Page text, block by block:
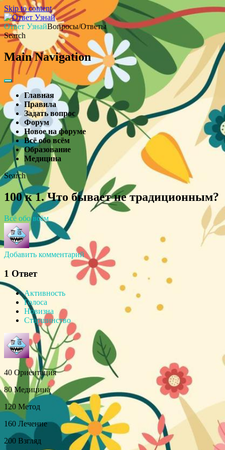
Skip to content
Ответ УзнайВопросы/Ответы
Search
Main Navigation
Главная
Правила
Задать вопрос
Форум
Новое на форуме
Всё обо всём
Образование
Медицина
Search
100 к 1. Что бывает не традиционным?
Всё обо всём
Добавить комментарий
1 Ответ
Активность
Голоса
Новизна
Старшинство
40 Ориентация
80 Медицина
120 Метод
160 Лечение
200 Взгляд